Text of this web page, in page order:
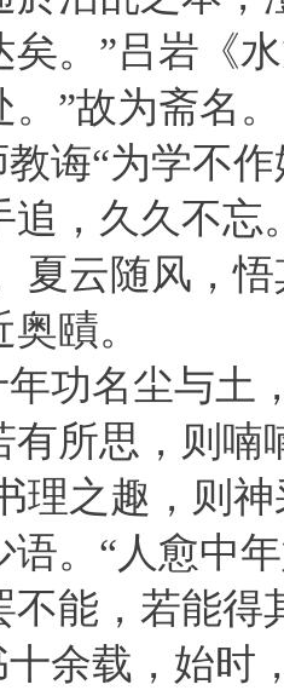
矣。”吕岩《
”故为斋名。
诲“为学不
追，久久不
夏云随风，
賾。
功名尘与土
有所思，则喃
理之趣，则
语。“人愈中
不能，若能
余载，始时